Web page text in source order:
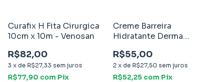
Curafix H Fita Cirurgica
10cm x 10m - Venosan
R$82,00
3 x de R$27,33 sem juros
R$77,90 com Pix
Creme Barreira
Hidratante Derma
R$55,00
2 x de R$27,50 sem juros
R$52,25 com Pix